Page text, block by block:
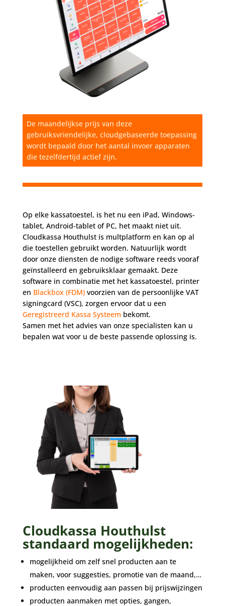
De maandelijkse prijs van deze
gebruiksvriendelijke, cloudgebaseerde toepassing
wordt bepaald door het aantal invoer apparaten
die tezelfdertijd actief zijn.
Op elke kassatoestel, is het nu een iPad, Windows-
tablet, Android-tablet of PC, het maakt niet uit.
Cloudkassa Houthulst is multplatform en kan op al
die toestellen gebruikt worden. Natuurlijk wordt
door onze diensten de nodige software reeds vooraf
geïnstalleerd en gebruiksklaar gemaakt. Deze
software in combinatie met het kassatoestel, printer
en Blackbox (FDM)voorzien van de persoonlijke VAT
signingcard (VSC), zorgen ervoor dat u een
Geregistreerd Kassa Systeem bekomt.
Samen met het advies van onze specialisten kan u
bepalen wat voor u de beste passende oplossing is.
Cloudkassa Houthulst
standaard mogelijkheden:
mogelijkheid om zelf snel producten aan te
maken, voor suggesties, promotie van de maand,…
producten eenvoudig aan passen bij prijswijzingen
producten aanmaken met opties, gangen,